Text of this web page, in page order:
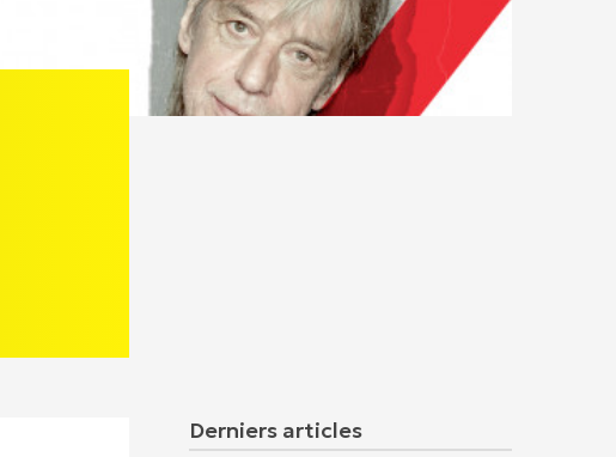
Derniers articles